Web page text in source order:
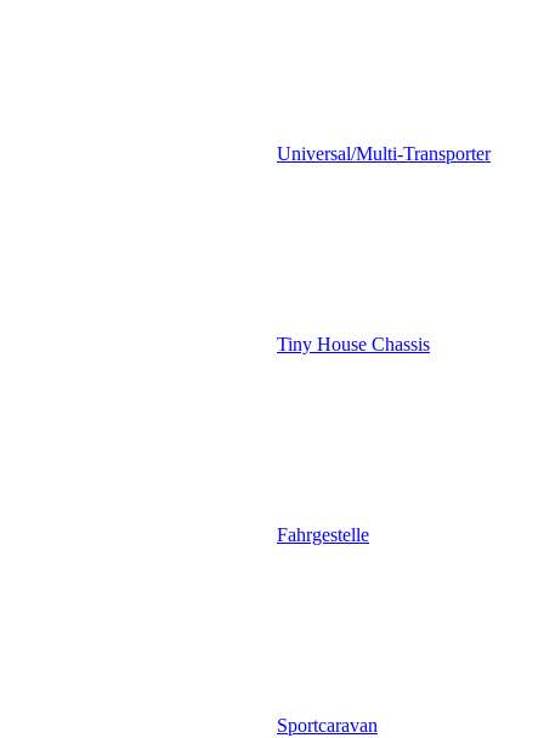
Universal/Multi-Transporter
Tiny House Chassis
Fahrgestelle
Sportcaravan